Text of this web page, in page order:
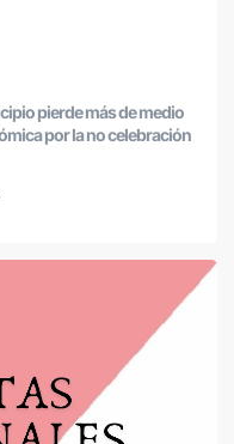
pierde más de medio
por la no celebración